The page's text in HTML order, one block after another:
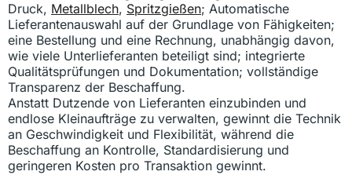
Druck, Metallblech, Spritzgießen; Automatische
Lieferantenauswahl auf der Grundlage von Fähigkeiten;
eine Bestellung und eine Rechnung, unabhängig davon,
wie viele Unterlieferanten beteiligt sind; integrierte
Qualitätsprüfungen und Dokumentation; vollständige
Transparenz der Beschaffung.
Anstatt Dutzende von Lieferanten einzubinden und
endlose Kleinaufträge zu verwalten, gewinnt die Technik
an Geschwindigkeit und Flexibilität, während die
Beschaffung an Kontrolle, Standardisierung und
geringeren Kosten pro Transaktion gewinnt.